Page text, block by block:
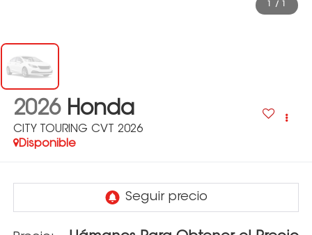
/
2026 Honda
CITY TOURING CVT 2026
Disponible